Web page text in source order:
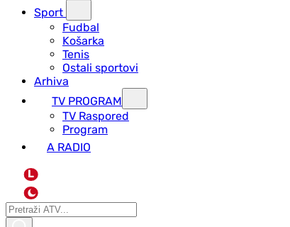
Sport
Fudbal
Košarka
Tenis
Ostali sportovi
Arhiva
TV PROGRAM
ТV Raspored
Program
A RADIO
L